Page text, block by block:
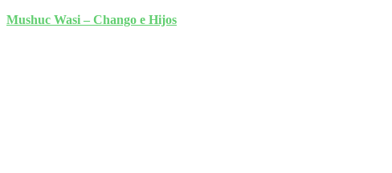
Mushuc Wasi – Chango e Hijos